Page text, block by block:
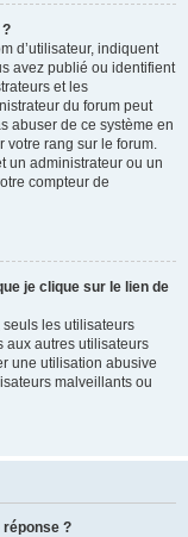
d’utilisateur, indiquent
avez publié ou identifient
et les
du forum peut
abuser de ce système en
votre rang sur le forum.
un administrateur ou un
compteur de
je clique sur le lien de
les utilisateurs
aux autres utilisateurs
une utilisation abusive
malveillants ou
réponse ?